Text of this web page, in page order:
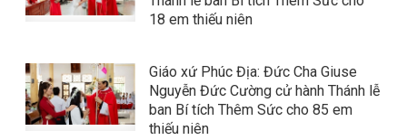
18 em thiếu niên
Giáo xứ Phúc Địa: Đức Cha Giuse
Nguyễn Đức Cường cử hành Thánh lễ
ban Bí tích Thêm Sức cho 85 em
thiếu niên